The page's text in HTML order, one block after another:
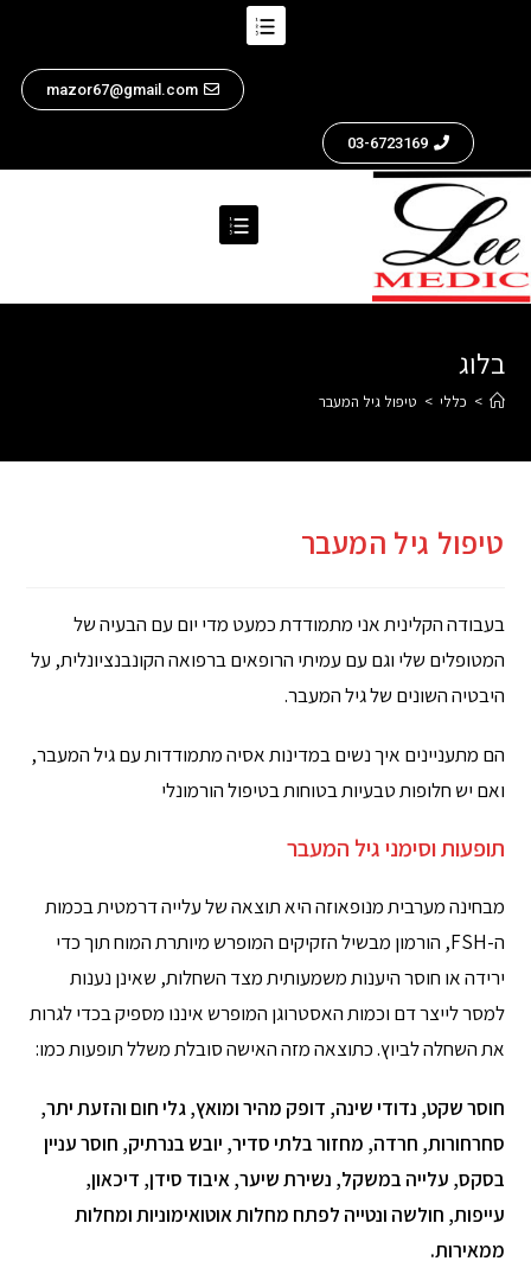
mazor67@gmail.com
03-6723169
בלוג
> כללי > טיפול גיל המעבר
טיפול גיל המעבר
בעבודה הקלינית אני מתמודדת כמעט מדי יום עם הבעיה של
המטופלים שלי וגם עם עמיתי הרופאים ברפואה הקונבנציונלית, על
היבטיה השונים של גיל המעבר.
הם מתעניינים איך נשים במדינות אסיה מתמודדות עם גיל המעבר,
ואם יש חלופות טבעיות בטוחות בטיפול הורמונלי
תופעות וסימני גיל המעבר
מבחינה מערבית מנופאוזה היא תוצאה של עלייה דרמטית בכמות
ה-FSH, הורמון מבשיל הזקיקים המופרש מיותרת המוח תוך כדי
ירידה או חוסר היענות משמעותית מצד השחלות, שאינן נענות
למסר לייצר דם וכמות האסטרוגן המופרש איננו מספיק בכדי לגרות
את השחלה לביוץ. כתוצאה מזה האישה סובלת משלל תופעות כמו:
חוסר שקט, נדודי שינה, דופק מהיר ומואץ, גלי חום והזעת יתר,
סחרחורות, חרדה, מחזור בלתי סדיר, יובש בנרתיק, חוסר עניין
בסקס, עלייה במשקל, נשירת שיער, איבוד סידן, דיכאון,
עייפות, חולשה ונטייה לפתח מחלות אוטואימוניות ומחלות
ממאירות.